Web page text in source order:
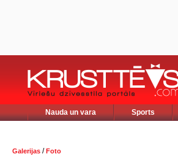
Nauda un vara Sports
Galerijas /Foto